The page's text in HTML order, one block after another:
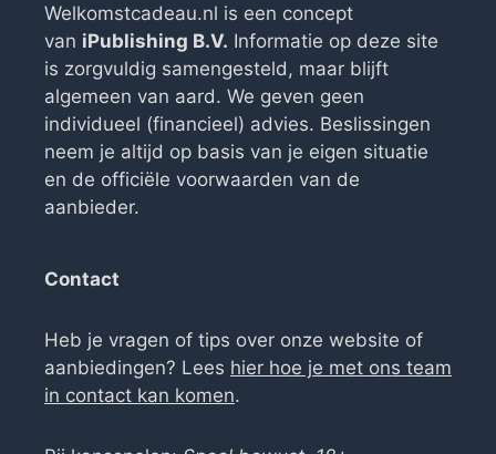
Welkomstcadeau.nl is een concept
van iPublishing B.V. Informatie op deze site
is zorgvuldig samengesteld, maar blijft
algemeen van aard. We geven geen
individueel (financieel) advies. Beslissingen
neem je altijd op basis van je eigen situatie
en de officiële voorwaarden van de
aanbieder.
Contact
Heb je vragen of tips over onze website of
aanbiedingen? Lees hier hoe je met ons team
in contact kan komen.